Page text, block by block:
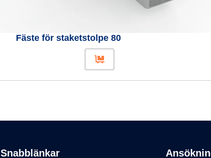
Fäste för staketstolpe 80
Snabblänkar